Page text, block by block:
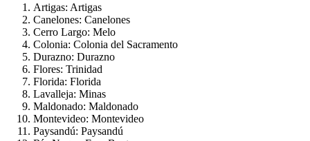
Artigas: Artigas
Canelones: Canelones
Cerro Largo: Melo
Colonia: Colonia del Sacramento
Durazno: Durazno
Flores: Trinidad
Florida: Florida
Lavalleja: Minas
Maldonado: Maldonado
Montevideo: Montevideo
Paysandú: Paysandú